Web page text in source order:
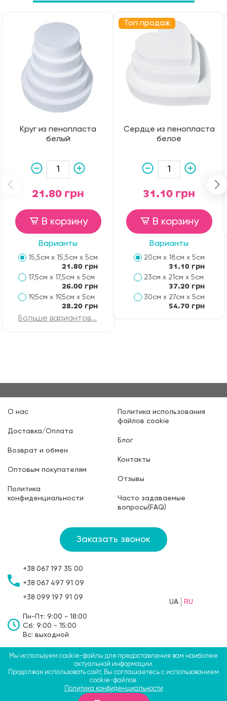
Круг из пенопласта
белый
21.80 грн
В корзину
Варианты
15,5см х 15,5см х 5см
21.80 грн
17,5см х 17,5см х 5см
26.00 грн
19,5см х 19,5см х 5см
28.20 грн
Больше вариантов...
Топ продаж
Сердце из пенопласта
белое
31.10 грн
В корзину
Варианты
20см х 18см х 5см
31.10 грн
23см х 21см х 5см
37.20 грн
30см х 27см х 5см
54.70 грн
О нас
Доставка/Оплата
Возврат и обмен
Оптовым покупателям
Политика
конфиденциальности
Политика использования
файлов cookie
Блог
Контакты
Отзывы
Часто задаваемые
вопросы(FAQ)
Заказать звонок
+38 067 197 35 00
+38 067 497 91 09
+38 099 197 91 09
Пн-Пт: 9:00 - 18:00
Сб: 9:00 - 15:00
Вс: выходной
UA RU
©2009-2026 ТМ СВЯТОБУМ, ФЛП Больбин Павел
Анатольевич
Мы используем cookie-файлы для предоставления вам наиболее
актуальной информации.
Продолжая использовать сайт, Вы соглашаетесь с использованием
cookie-файлов.
Политика конфиденциальности